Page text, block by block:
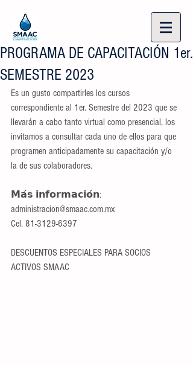
PROGRAMA DE CAPACITACIÓN 1er.
SEMESTRE 2023
Es un gusto compartirles los cursos
correspondiente al 1er. Semestre del 2023 que se
llevarán a cabo tanto virtual como presencial, los
invitamos a consultar cada uno de ellos para que
programen anticipadamente su capacitación y/o
la de sus colaboradores.
𝗠𝗮́𝘀 𝗶𝗻𝗳𝗼𝗿𝗺𝗮𝗰𝗶𝗼́𝗻:
administracion@smaac.com.mx
Cel. 81-3129-6397
DESCUENTOS ESPECIALES PARA SOCIOS
ACTIVOS SMAAC